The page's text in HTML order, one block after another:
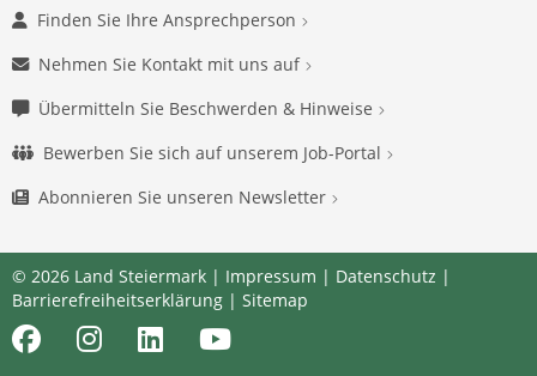
Finden Sie Ihre Ansprechperson
Nehmen Sie Kontakt mit uns auf
Übermitteln Sie Beschwerden & Hinweise
Bewerben Sie sich auf unserem Job-Portal
Abonnieren Sie unseren Newsletter
© 2026 Land Steiermark | Impressum | Datenschutz |
Barrierefreiheitserklärung | Sitemap
FacebookInstagramLinkedInYoutube